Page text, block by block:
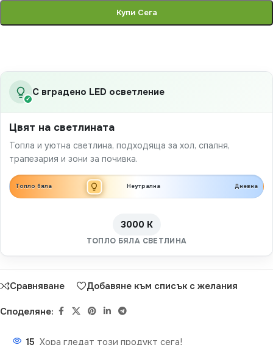
Купи Сега
✓
С вградено LED осветление
Цвят на светлината
Топла и уютна светлина, подходяща за хол, спалня,
трапезария и зони за почивка.
Топло бяла Неутрална Дневна
3000 K
ТОПЛО БЯЛА СВЕТЛИНА
Сравняване Добавяне към списък с желания
Споделяне:
15 Хора гледат този продукт сега!